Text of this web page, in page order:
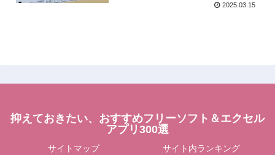
2025.03.15
抑えておきたい、おすすめフリーソフト＆エクセル
アプリ300選
サイトマップ サイト内ランキング